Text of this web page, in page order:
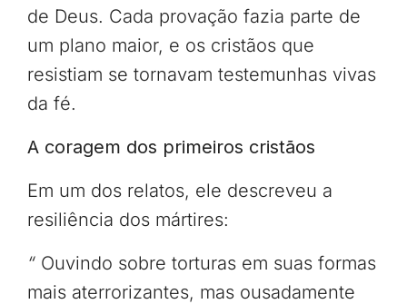
de Deus. Cada provação fazia parte de
um plano maior, e os cristãos que
resistiam se tornavam testemunhas vivas
da fé.
A coragem dos primeiros cristãos
Em um dos relatos, ele descreveu a
resiliência dos mártires:
“ Ouvindo sobre torturas em suas formas
mais aterrorizantes, mas ousadamente